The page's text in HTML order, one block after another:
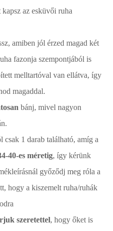
az esküvői ruha
amiben jól érzed magad két
fazonja szempontjából is
melltartóval van ellátva, így
magaddal.
bánj, mivel nagyon
csak 1 darab található, amíg a
40-es méretig, így kérünk
győződj meg róla a
hogy a kiszemelt ruha/ruhák
szeretettel, hogy őket is